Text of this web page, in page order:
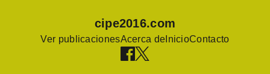
cipe2016.com
Ver publicacionesAcerca de InicioContacto